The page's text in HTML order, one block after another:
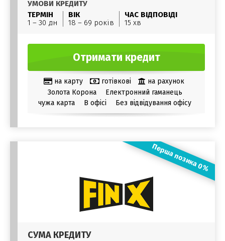
УМОВИ КРЕДИТУ
ТЕРМІН
1 – 30 дн
ВІК
18 – 69 років
ЧАС ВІДПОВІДІ
15 хв
Отримати кредит
на карту готівкові
на рахунок
Золота Корона
Електронний гаманець
чужа карта
В офісі Без відвідування офісу
СУМА КРЕДИТУ
Перша позика 0%